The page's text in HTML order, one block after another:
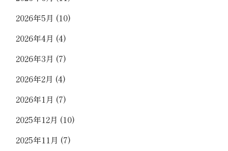
2026年5月 (10)
2026年4月 (4)
2026年3月 (7)
2026年2月 (4)
2026年1月 (7)
2025年12月 (10)
2025年11月 (7)